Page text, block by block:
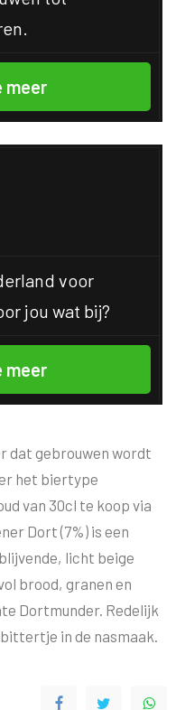
meer
voor
jou wat bij?
meer
dat gebrouwen wordt
het biertype
van 30cl te koop via
Dort (7%) is een
licht beige
brood, granen en
Dortmunder. Redelijk
in de nasmaak.